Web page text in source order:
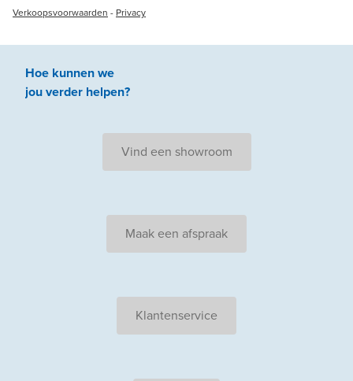
Verkoopsvoorwaarden - Privacy
Hoe kunnen we
jouverder helpen?
Vind een showroom
Maak een afspraak
Klantenservice